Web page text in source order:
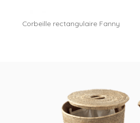
Corbeille rectangulaire Fanny